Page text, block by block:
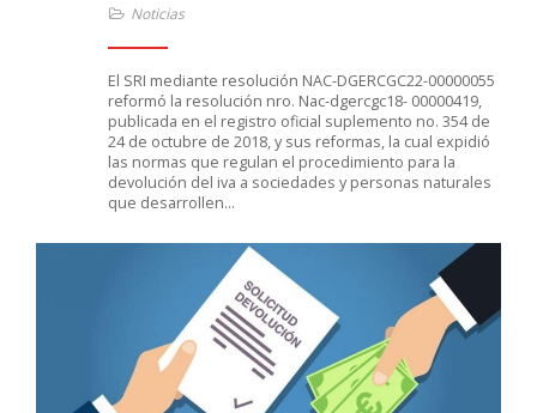
Noticias
El SRI mediante resolución NAC-DGERCGC22-00000055
reformó la resolución nro. Nac-dgercgc18- 00000419,
publicada en el registro oficial suplemento no. 354 de
24 de octubre de 2018, y sus reformas, la cual expidió
las normas que regulan el procedimiento para la
devolución del iva a sociedades y personas naturales
que desarrollen…